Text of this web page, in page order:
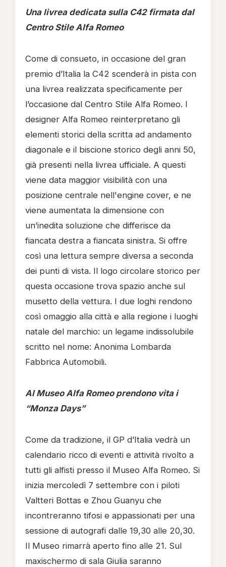
Una livrea dedicata sulla C42 firmata dal
Centro Stile Alfa Romeo
Come di consueto, in occasione del gran
premio d’Italia la C42 scenderà in pista con
una livrea realizzata specificamente per
l’occasione dal Centro Stile Alfa Romeo. I
designer Alfa Romeo reinterpretano gli
elementi storici della scritta ad andamento
diagonale e il biscione storico degli anni 50,
già presenti nella livrea ufficiale. A questi
viene data maggior visibilità con una
posizione centrale nell'engine cover, e ne
viene aumentata la dimensione con
un’inedita soluzione che differisce da
fiancata destra a fiancata sinistra. Si offre
così una lettura sempre diversa a seconda
dei punti di vista. Il logo circolare storico per
questa occasione trova spazio anche sul
musetto della vettura. I due loghi rendono
così omaggio alla città e alla regione i luoghi
natale del marchio: un legame indissolubile
scritto nel nome: Anonima Lombarda
Fabbrica Automobili.
Al Museo Alfa Romeo prendono vita i
“Monza Days”
Come da tradizione, il GP d’Italia vedrà un
calendario ricco di eventi e attività rivolto a
tutti gli alfisti presso il Museo Alfa Romeo. Si
inizia mercoledì 7 settembre con i piloti
Valtteri Bottas e Zhou Guanyu che
incontreranno tifosi e appassionati per una
sessione di autografi dalle 19,30 alle 20,30.
Il Museo rimarrà aperto fino alle 21. Sul
maxischermo di sala Giulia saranno